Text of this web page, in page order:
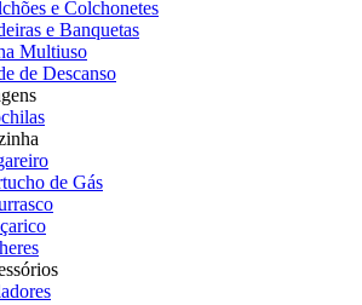
e Colchonetes
e Banquetas
Multiuso
de Descanso
de Gás